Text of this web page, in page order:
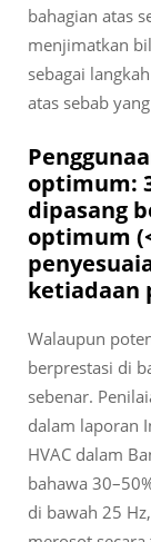
bahagian atas
menjimatkan
sebagai
atas sebab
optimum:
dipasang
optimum
ketiadaan
Walaupun
berprestasi di
sebenar.
dalam laporan
HVAC dalam
bahawa
di bawah 25